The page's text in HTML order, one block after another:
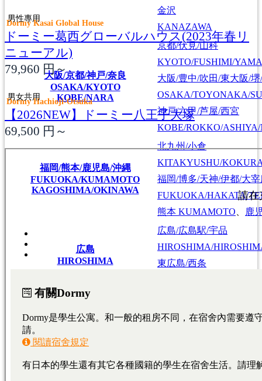
金沢
KANAZAWA
大阪/京都/神戸/奈良
OSAKA/KYOTO
KOBE/NARA
京都/伏見/山科
KYOTO/FUSHIMI/
大阪/豊中/吹田/東大阪/
OSAKA/TOYONAKA/
神戸/六甲/芦屋/西宮
KOBE/ROKKO/
福岡/熊本/鹿児島/沖縄
FUKUOKA/KUMAMOTO
KAGOSHIMA/OKINAWA
北九州/小倉
KITAKYUSHU/
福岡/博多/天神/伊都/大宰
FUKUOKA/HAKATA/
熊本 KUMAMOTO 鹿
広島
HIROSHIMA
広島/広島駅/宇品
HIROSHIMA/
東広島/西条
大學・短期大學 專門學校
東京料理大学（神楽板キャンパス）
東京/神奈川/埼玉
東京料理大学（神楽板キャンパス）
東京/神奈川/埼玉
東京料理大学（神楽板キャンパス）
男性專用
Dormy Kasai Global House
ドーミー葛西グローバルハウス(2023年春リ
ニューアル)
79,960 円～
男女共用
Dormy Hachioji-Otsuka
【2026NEW】ドーミー八王子大塚
69,500 円～